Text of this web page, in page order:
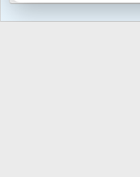
Локализация отXenForo.Info